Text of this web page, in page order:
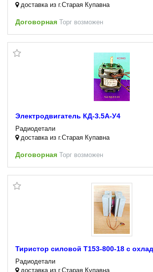
доставка из г.Старая Купавна
Договорная Торг возможен
Электродвигатель КД-3.5А-У4
Радиодетали
доставка из г.Старая Купавна
Договорная Торг возможен
Тиристор силовой Т153-800-18 с
Радиодетали
доставка из г.Старая Купавна